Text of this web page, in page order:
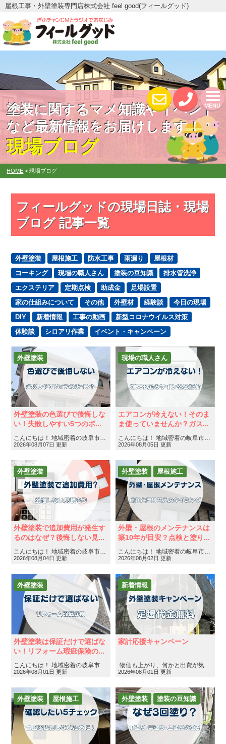
屋根工事・外壁塗装専門店株式会社 feel good(フィールグッド)
MENU
塗装に関するマメ知識やイベント
など最新情報をお届けします！
現場ブログ
HOME >現場ブログ
フィールグッドの現場日誌・現場
ブログ 記事一覧
外壁塗装 屋根施工 防水工事 雨漏り
屋根材
コーキング
現場の職人さん 塗装の豆知識
排水管洗浄
エクステリア
定期点検 助成金
足場設置
家の仕組みについて
その他 外壁材 経験談
今日の現場
DIY
新着情報 工事の動画
新型コロナウイルス対策
体験談
シロアリ作業 イベント・キャンペーン
外壁塗装の色選びで後悔しな
い！失敗しやすい5つのポ...
こんにちは！ 地域密着の岐阜市・各務原市・美濃加茂市の屋根工事・外壁塗装・防水工事専門店フィールグッ……
2026年08月07日 更新
外壁塗装
エアコンが冷えない！そのま
ま使っていませんか？ガス...
こんにちは！ 地域密着の岐阜市・各務原市・美濃加茂市の屋根工事・外壁塗装・防水工事専門店フィールグッ……
2026年08月05日 更新
現場の職人さん
イベント・キャンペーン
外壁塗装で追加費用が発生す
るのはなぜ？後悔しない見...
こんにちは！ 地域密着の岐阜市・各務原市・美濃加茂市の屋根工事・外壁塗装・防水工事専門店フィールグッ……
2026年08月04日 更新
外壁塗装
外壁・屋根のメンテナンスは
築10年が目安？点検と塗り...
こんにちは！ 地域密着の岐阜市・各務原市・美濃加茂市の屋根工事・外壁塗装・防水工事専門店フィールグッ……
2026年08月02日 更新
外壁塗装 屋根施工
外壁塗装は保証だけで選ばな
い！リフォーム瑕疵保険の...
こんにちは！ 地域密着の岐阜市・各務原市・美濃加茂市の屋根工事・外壁塗装・防水工事専門店フィールグッ……
2026年08月01日 更新
外壁塗装
家計応援キャンペーン
物価も上がり、何かと出費が気になる今。そんな時だからこそ、住まいの工事で少しでも負担を減らしたい……
2026年08月01日 更新
新着情報
イベント・キャンペーン
外壁塗装 屋根施工 外壁塗装 塗装の豆知識